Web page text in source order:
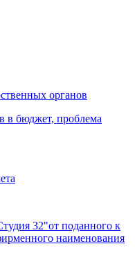
органов
в бюджет, проблема
32"от поданного к
наименования